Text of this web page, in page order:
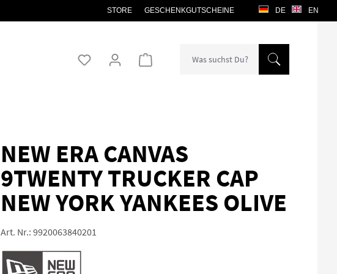
DE EN
STORE GESCHENKGUTSCHEINE
Warenkorb enthält 0 Positionen. Der
NEW ERA CANVAS
9TWENTY TRUCKER CAP
NEW YORK YANKEES OLIVE
Art. Nr.: 9920063840201